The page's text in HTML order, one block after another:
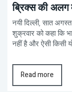
ब्रिक्स की अलग
नयी दिल्ली, सात
शुक्रवार को कहा कि
नहीं है और ऐसी किसी
Read more